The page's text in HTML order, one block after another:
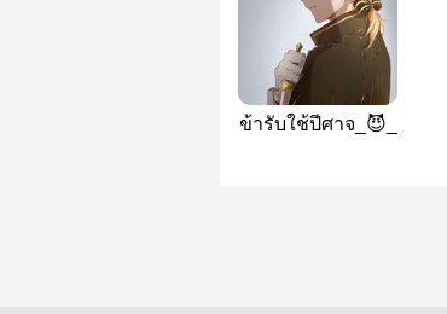
ข้ารับใช้ปีศาจ_😈_